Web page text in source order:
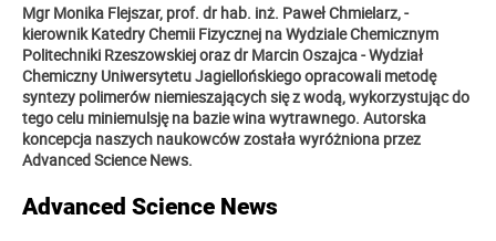
Mgr Monika Flejszar, prof. dr hab. inż. Paweł Chmielarz, -
kierownikKatedry Chemii Fizycznej na Wydziale Chemicznym
Politechniki Rzeszowskiejoraz dr Marcin Oszajca - Wydział
Chemiczny Uniwersytetu Jagiellońskiegoopracowali metodę
syntezy polimerów niemieszających się z wodą, wykorzystując do
tego celu miniemulsję na bazie wina wytrawnego. Autorska
koncepcja naszych naukowców została wyróżniona przez
Advanced Science News.
Advanced Science News